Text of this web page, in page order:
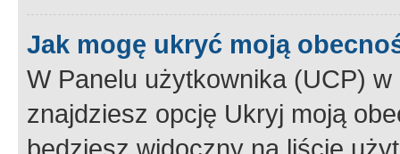
Jak mogę ukryć moją
W Panelu użytkownika (UCP) w
znajdziesz opcję Ukryj moją